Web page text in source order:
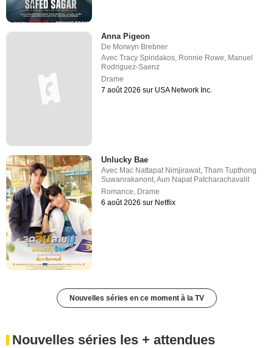
Anna Pigeon
De Morwyn Brebner
AvecTracy Spiridakos, Ronnie Rowe, Manuel
Rodriguez-Saenz
Drame
7 août 2026 sur USA Network Inc.
Unlucky Bae
Avec Mac Nattapat Nimjirawat,Tham Tupthong
Suwanrakanont,Aun Napat Patcharachavalit
Romance, Drame
6 août 2026 sur Netflix
Nouvelles séries en ce moment à la TV
Nouvelles séries les + attendues